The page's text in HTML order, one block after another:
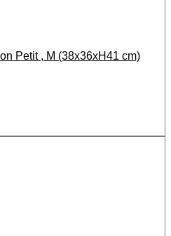
Petit , M (38x36xH41 cm)